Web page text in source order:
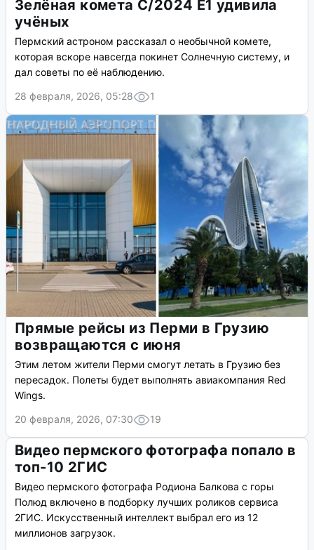
Зелёная комета C/2024 E1 удивила
учёных
Пермский астроном рассказал о необычной комете,
которая вскоре навсегда покинет Солнечную систему, и
дал советы по её наблюдению.
28 февраля, 2026, 05:28
1
Прямые рейсы из Перми в Грузию
возвращаются с июня
Этим летом жители Перми смогут летать в Грузию без
пересадок. Полеты будет выполнять авиакомпания Red
Wings.
20 февраля, 2026, 07:30
19
Видео пермского фотографа попало в
топ-10 2ГИС
Видео пермского фотографа Родиона Балкова с горы
Полюд включено в подборку лучших роликов сервиса
2ГИС. Искусственный интеллект выбрал его из 12
миллионов загрузок.